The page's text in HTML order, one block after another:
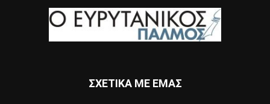
ΣΧΕΤΙΚΑ ΜΕ ΕΜΑΣ